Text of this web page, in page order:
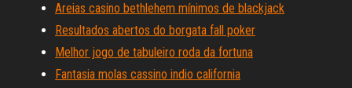
Areias casino bethlehem mínimos de blackjack
Resultados abertos do borgata fall poker
Melhor jogo de tabuleiro roda da fortuna
Fantasia molas cassino indio california